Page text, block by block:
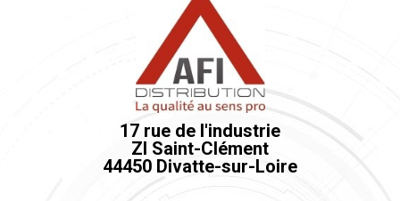
17 rue de l'industrie
ZI Saint-Clément
44450 Divatte-sur-Loire